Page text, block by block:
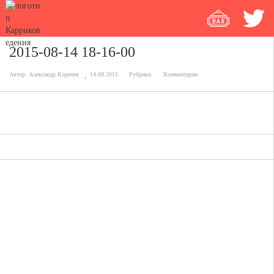
2015-08-14 18-16-00
Автор: Александр Коренев 14.08.2015 Рубрика: Комментарии